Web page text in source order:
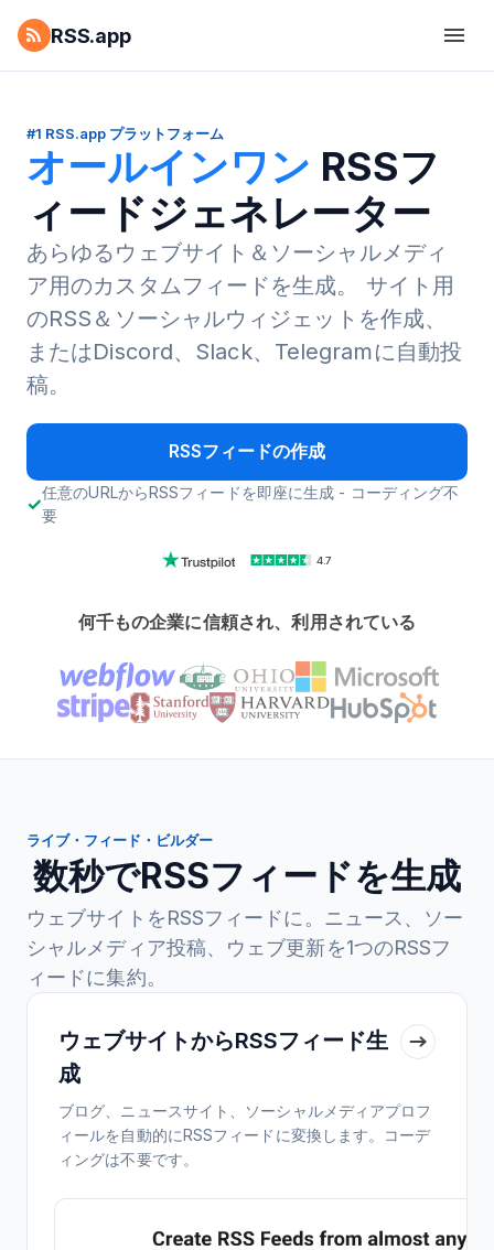
RSS.app
#1 RSS.app プラットフォーム
オールインワン RSSフ
ィードジェネレーター
あらゆるウェブサイト＆ソーシャルメディ
ア用のカスタムフィードを生成。
サイト用
のRSS＆ソーシャルウィジェットを作成、
またはDiscord、Slack、Telegramに自動投
稿。
RSSフィードの作成
任意のURLからRSSフィードを即座に生成 - コーディング不
要
4.7
何千もの企業に信頼され、利用されている
ライブ・フィード・ビルダー
数秒でRSSフィードを生成
ウェブサイトをRSSフィードに。ニュース、ソー
シャルメディア投稿、ウェブ更新を1つのRSSフ
ィードに集約。
ウェブサイトからRSSフィード生
成
ブログ、ニュースサイト、ソーシャルメディアプロフ
ィールを自動的にRSSフィードに変換します。コーデ
ィングは不要です。